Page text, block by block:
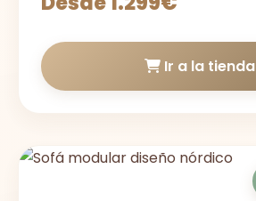
Ir a la tienda